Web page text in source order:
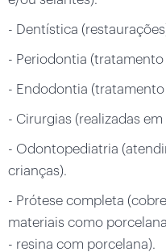
- Dentística
- Periodontia (tratamento
- Endodontia (tratamento
- Cirurgias (realizadas
- Odontopediatria
crianças).
- Prótese completa
materiais como
- resina com porcelana).